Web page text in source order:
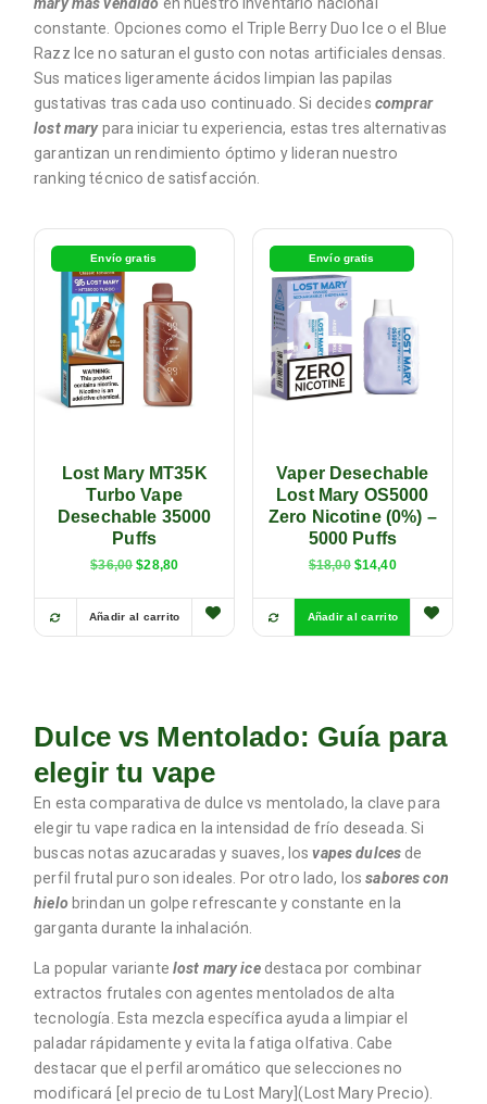
constante. Opciones como el Triple Berry Duo Ice o el Blue
Razz Ice no saturan el gusto con notas artificiales densas.
Sus matices ligeramente ácidos limpian las papilas
gustativas tras cada uso continuado. Si decides comprar
lost marypara iniciar tu experiencia, estas tres alternativas
garantizan un rendimiento óptimo y lideran nuestro
ranking técnico de satisfacción.
Envío gratis
Lost Mary MT35K
Turbo Vape
Desechable 35000
Puffs
$36,00 $28,80
Añadir al carrito
Envío gratis
Agotado
Vaper Desechable
Lost Mary OS5000
Zero Nicotine (0%) –
5000 Puffs
$18,00 $14,40
Añadir al carrito
Dulce vs Mentolado: Guía para
elegir tu vape
En esta comparativa de dulce vs mentolado, la clave para
elegir tu vape radica en la intensidad de frío deseada. Si
buscas notas azucaradas y suaves, losvapes dulces de
perfil frutal puro son ideales. Por otro lado, lossabores con
hielobrindan un golpe refrescante y constante en la
garganta durante la inhalación.
La popular variante lost mary icedestaca por combinar
extractos frutales con agentes mentolados de alta
tecnología. Esta mezcla específica ayuda a limpiar el
paladar rápidamente y evita la fatiga olfativa. Cabe
destacar que el perfil aromático que selecciones no
modificará [el precio de tu Lost Mary](Lost Mary Precio).